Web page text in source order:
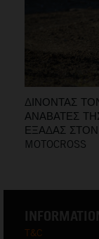
ΔΙΝΟΝΤΑΣ
ΑΝΑΒΑΤΕΣ
ΕΞΑΔΑΣ
MOTOCROSS
T&C